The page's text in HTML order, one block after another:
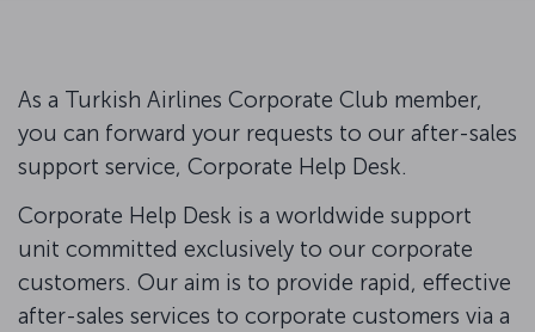
As a Turkish Airlines Corporate Club member,
you can forward your requests to our after-sales
support service, Corporate Help Desk.
Corporate Help Desk is a worldwide support
unit committed exclusively to our corporate
customers. Our aim is to provide rapid, effective
after-sales services to corporate customers via a